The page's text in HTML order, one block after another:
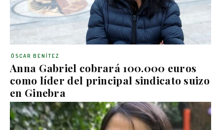
Anna Gabriel cobrará 100.000 euros
como líder del principal sindicato suizo
en Ginebra
ÓSCAR BENÍTEZ